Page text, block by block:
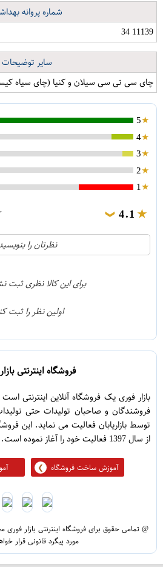
شماره پروانه
11139 34
سایر توضیحات
چای سی تی سی سیلان و کنیا (چای سیاه
5
4
3
2
1
4.1
❯
21
1
نظرتان را
برای این کالا نظری
اولین نظر را ثبت
فروشگاه اینترنتی
بازار فوری یک فروشگاه آنلاین اینترنتی
فروشندگان و صاحبان تولیدات حتی
توسط بازاریابان فعالیت می نماید. این
از سال 1397 فعالیت خود را آغاز نموده است.
آموزش ساخت فروشگاه
@ تمامی حقوق برای فروشگاه اینترنتی بازار
مورد پیگرد قانونی قرار